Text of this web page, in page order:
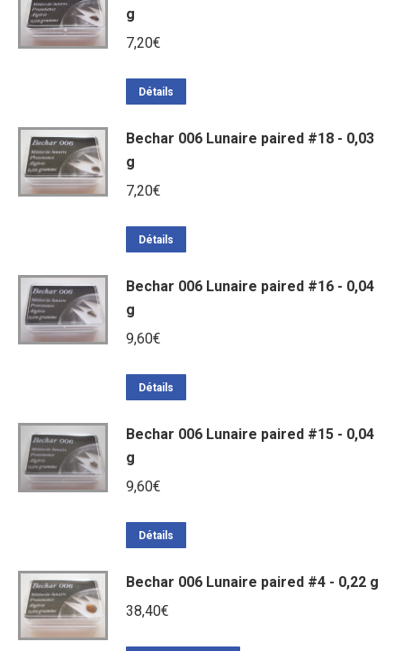
g
7,20€
Détails
Bechar 006 Lunaire paired #18 - 0,03
g
7,20€
Détails
Bechar 006 Lunaire paired #16 - 0,04
g
9,60€
Détails
Bechar 006 Lunaire paired #15 - 0,04
g
9,60€
Détails
Bechar 006 Lunaire paired #4 - 0,22 g
38,40€